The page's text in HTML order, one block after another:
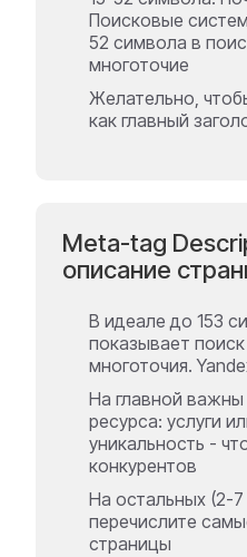
Поисковые
52 символа в
многоточие
Желательно,
как главный
Meta-tag
описание
В идеале до 153
показывает
многоточия.
На главной
ресурса: услуги
уникальность -
конкурентов
На остальных (2-7
перечислите
страницы